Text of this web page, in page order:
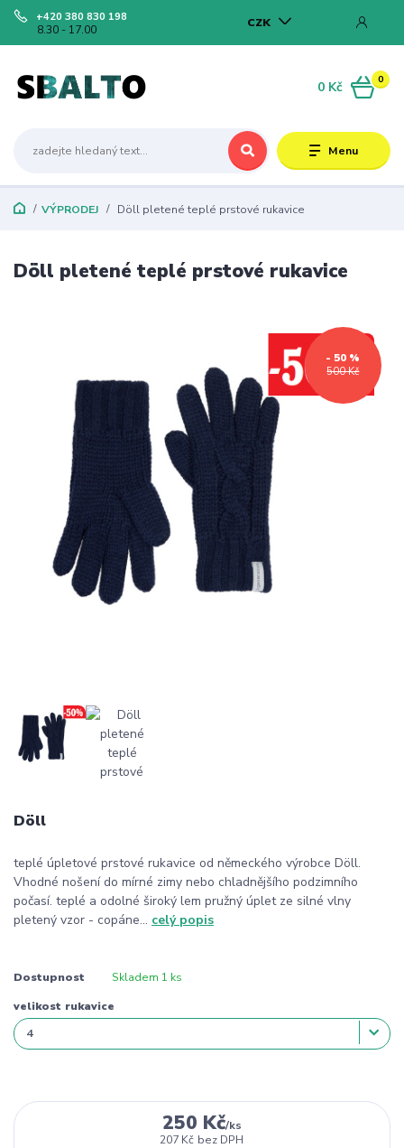
Menu
CZK
+420 380 830 198
8.30 - 17.00
0
0 Kč
VÝPRODEJ Döll pletené teplé prstové rukavice
Döll pletené teplé prstové rukavice
500 Kč
- 50 %
Döll
teplé úpletové prstové rukavice od německého výrobce Döll.
Vhodné nošení do mírné zimy nebo chladnějšího podzimního
počasí. teplé a odolné široký lem pružný úplet ze silné vlny
pletený vzor - copáne... celý popis
Dostupnost Skladem 1 ks
velikost rukavice
250 Kč/ks
207 Kč bez DPH